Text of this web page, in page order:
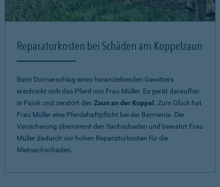
Reparaturkosten bei Schäden am Koppelzaun
Beim Donnerschlag eines heranziehenden Gewitters
erschrickt sich das Pferd von Frau Müller. Es gerät daraufhin
in Panik und zerstört den Zaun an der Koppel . Zum Glück hat
Frau Müller eine Pferdehaftpflicht bei der Barmenia. Die
Versicherung übernimmt den Sachschaden und bewahrt Frau
Müller dadurch vor hohen Reparaturkosten für die
Mietsachschäden.